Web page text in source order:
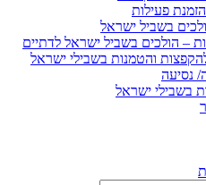
פעילות
בשביל ישראל
– הולכים בשביל ישראל לדתיים
והטמנות בשבילי ישראל
נסיעה
בשבילי ישראל